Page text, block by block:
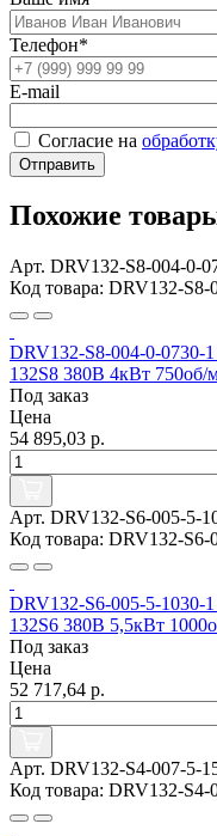
Телефон*
E-mail
Согласие на
Отправить
Похожие
Арт. DRV132-S8-004-0-
Код товара: DRV132-S8-
DRV132-S8-004-0-0730-
132S8 380В 4кВт 750об/
Под заказ
Цена
54 895,03 р.
Арт. DRV132-S6-005-5-
Код товара: DRV132-S6-
DRV132-S6-005-5-1030-
132S6 380В 5,5кВт
Под заказ
Цена
52 717,64 р.
Арт. DRV132-S4-007-5-
Код товара: DRV132-S4-